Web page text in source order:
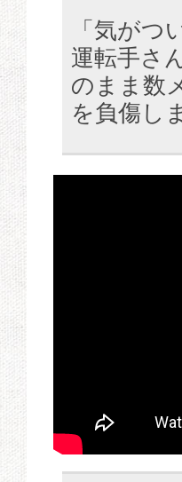
「気が
運転手さ
のまま数
を負傷し